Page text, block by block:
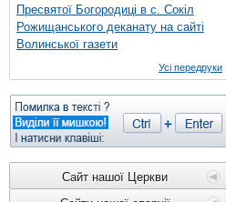
Пресвятої Богородиці в с. Сокіл
Рожищанського деканату на сайті
Волинської газети
Усі передруки
Сайт нашої Церкви